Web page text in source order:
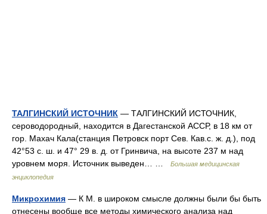
ТАЛГИНСКИЙ ИСТОЧНИК — ТАЛГИНСКИЙ ИСТОЧНИК,
сероводородный, находится в Дагестанской АССР, в 18 км от
гор. Махач Кала(станция Петровск порт Сев. Кав.с. ж. д.), под
42°53 с. ш. и 47° 29 в. д. от Гринвича, на высоте 237 м над
уровнем моря. Источник выведен… …
Большая медицинская
энциклопедия
Микрохимия — К М. в широком смысле должны были бы быть
отнесены вообще все методы химического анализа над